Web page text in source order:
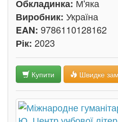
Обкладинка: М'яка
Виробник: Україна
EAN: 9786110128162
Рік: 2023
Купити Швидке